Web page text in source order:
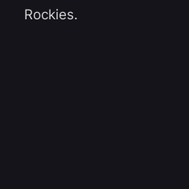
Rockies.